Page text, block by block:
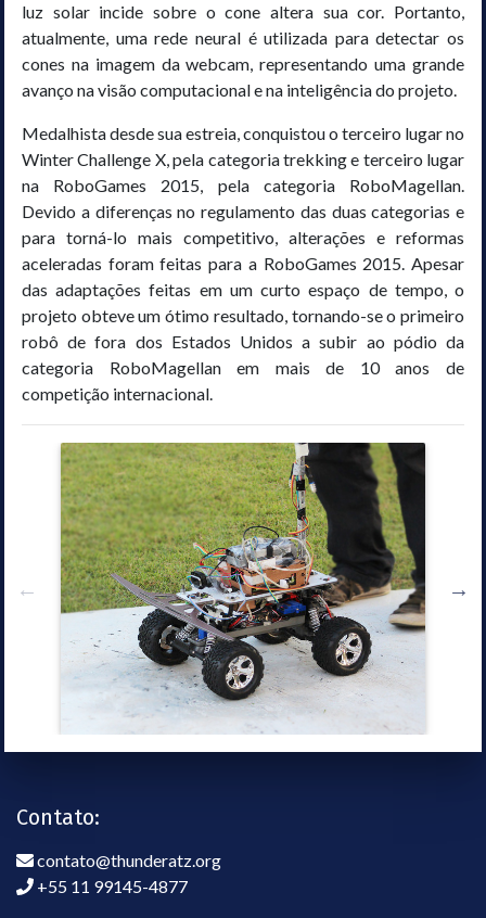
luz solar incide sobre o cone altera sua cor. Portanto,
atualmente, uma rede neural é utilizada para detectar os
cones na imagem da webcam, representando uma grande
avanço na visão computacional e na inteligência do projeto.
Medalhista desde sua estreia, conquistou o terceiro lugar no
Winter Challenge X, pela categoria trekking e terceiro lugar
na RoboGames 2015, pela categoria RoboMagellan.
Devido a diferenças no regulamento das duas categorias e
para torná-lo mais competitivo, alterações e reformas
aceleradas foram feitas para a RoboGames 2015. Apesar
das adaptações feitas em um curto espaço de tempo, o
projeto obteve um ótimo resultado, tornando-se o primeiro
robô de fora dos Estados Unidos a subir ao pódio da
categoria RoboMagellan em mais de 10 anos de
competição internacional.
Contato:
contato@thunderatz.org
+55 11 99145-4877